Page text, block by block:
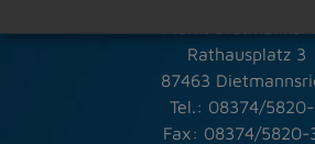
Rathausplatz 3
87463
Tel.: 08374/
Fax: 08374/5820-